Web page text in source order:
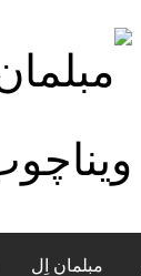
مبلمان اِل